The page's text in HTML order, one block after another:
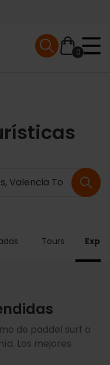
0
Mobile menu
Tours
de paddel surf o
Los mejores